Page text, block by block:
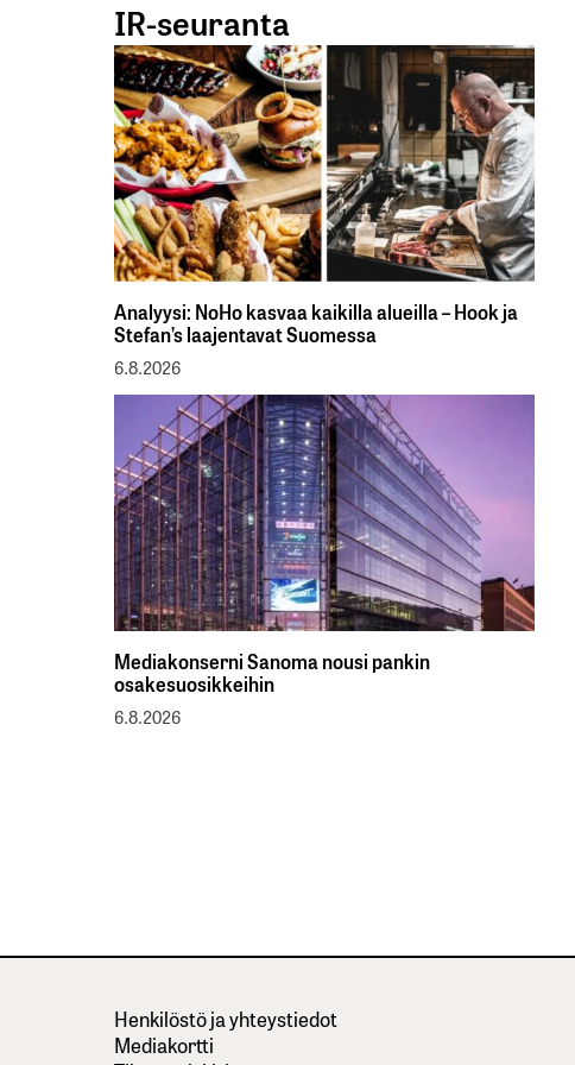
IR-seuranta
Analyysi: NoHo kasvaa kaikilla alueilla – Hook ja
Stefan’s laajentavat Suomessa
6.8.2026
Mediakonserni Sanoma nousi pankin
osakesuosikkeihin
6.8.2026
Henkilöstö ja yhteystiedot
Mediakortti